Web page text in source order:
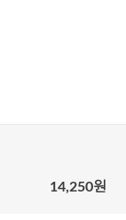
14,250원